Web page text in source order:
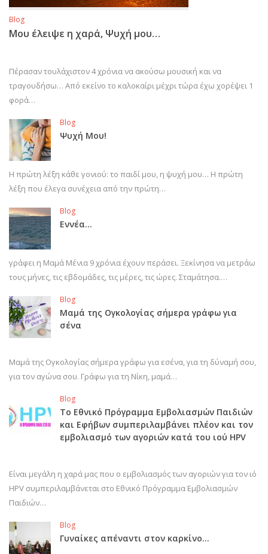
Blog
Μου έλειψε η χαρά, Ψυχή μου…
Πέρασαν τουλάχιστον 4 χρόνια να ακούσω μουσική και να
τραγουδήσω… Από εκείνο το καλοκαίρι μέχρι τώρα έχω χορέψει 1
φορά…
Blog
Ψυχή Μου!
Η πρώτη λέξη κάθε γονιού: το παιδί μου, η ψυχή μου… Η πρώτη
λέξη που έλεγα συνέχεια από την πρώτη…
Blog
Εννέα…
γράφει η Μαμά Μένια 9 χρόνια έχουν περάσει. Ξεκίνησα να μετράω
τους μήνες, τις εβδομάδες, τις μέρες, τις ώρες. Σταμάτησα.…
Blog
Μαμά της Ογκολογίας σήμερα γράφω για
σένα
Μαμά της Ογκολογίας σήμερα γράφω για εσένα, για τη δύναμή σου,
για τον αγώνα σου. Γράφω για τη Νίκη, μαμά…
Blog
Το Εθνικό Πρόγραμμα Εμβολιασμών Παιδιών
και Εφήβων συμπεριλαμβάνει πλέον και τον
εμβολιασμό των αγοριών κατά του ιού HPV
Είναι μεγάλη η χαρά μας που ο εμβολιασμός των αγοριών για τον ιό
HPV συμπεριλαμβάνεται στο Εθνικό Πρόγραμμα Εμβολιασμών
Παιδιών…
Blog
Γυναίκες απέναντι στον καρκίνο…